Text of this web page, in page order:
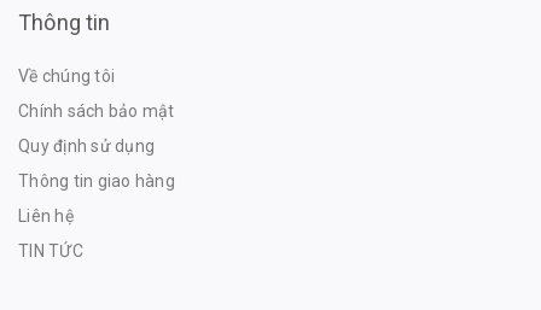
Thông tin
Về chúng tôi
Chính sách bảo mật
Quy định sử dụng
Thông tin giao hàng
Liên hệ
TIN TỨC